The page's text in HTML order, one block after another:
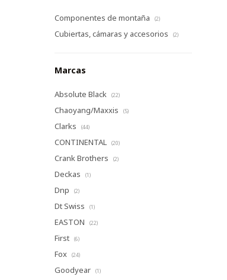
Componentes de montaña (2)
Cubiertas, cámaras y accesorios (2)
Marcas
Absolute Black (22)
Chaoyang/Maxxis (5)
Clarks (44)
CONTINENTAL (20)
Crank Brothers (2)
Deckas (1)
Dnp (2)
Dt Swiss (1)
EASTON (22)
First (6)
Fox (24)
Goodyear (1)